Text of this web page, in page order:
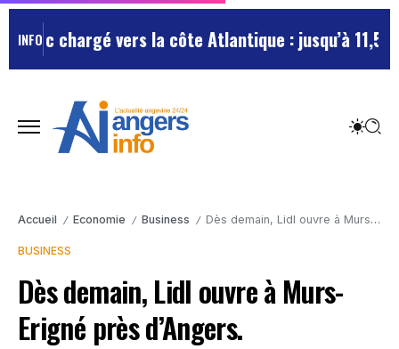
INFO
chargé vers la côte Atlantique : jusqu’à 11,5 km
Accueil / Economie / Business / Dès demain, Lidl ouvre à Murs-Erigné près d’Angers.
BUSINESS
Dès demain, Lidl ouvre à Murs-
Erigné près d’Angers.